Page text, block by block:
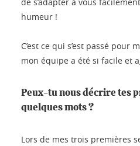
de s’adapter à vous
humeur !
C’est ce qui s’est passé
mon équipe a été si facile et
Peux-tu nous décrire tes
quelques mots ?
Lors de mes trois premières